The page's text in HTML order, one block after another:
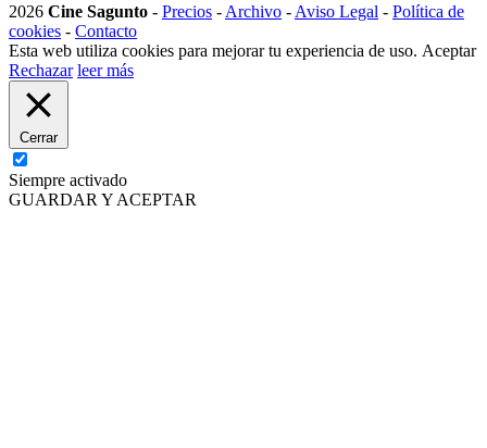
2026 Cine Sagunto - Precios - Archivo - Aviso Legal - Política de
cookies - Contacto
Esta web utiliza cookies para mejorar tu experiencia de uso. Aceptar
Rechazar leer más
Cerrar
Siempre activado
GUARDAR Y ACEPTAR